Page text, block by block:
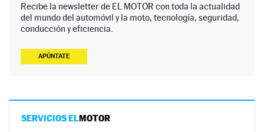
Recibe la newsletter de EL MOTOR con toda la actualidad
del mundo del automóvil y la moto, tecnología, seguridad,
conducción y eficiencia.
APÚNTATE
SERVICIOS ELMOTOR